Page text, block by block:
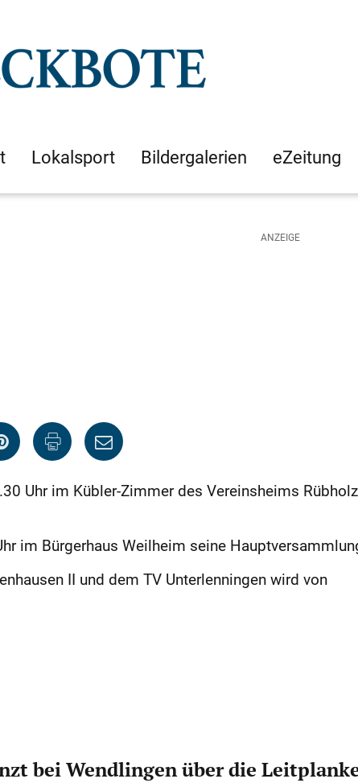
Lokalsport Bildergalerien eZeitung
Uhr im Kübler-Zimmer des Vereinsheims
im Bürgerhaus Weilheim seine
II und dem TV Unterlenningen wird von
bei Wendlingen über die